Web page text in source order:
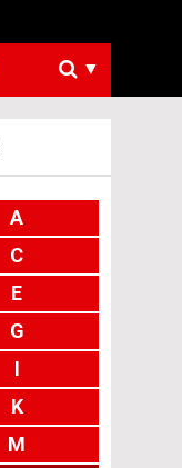
▼
A
C
E
G
I
K
M